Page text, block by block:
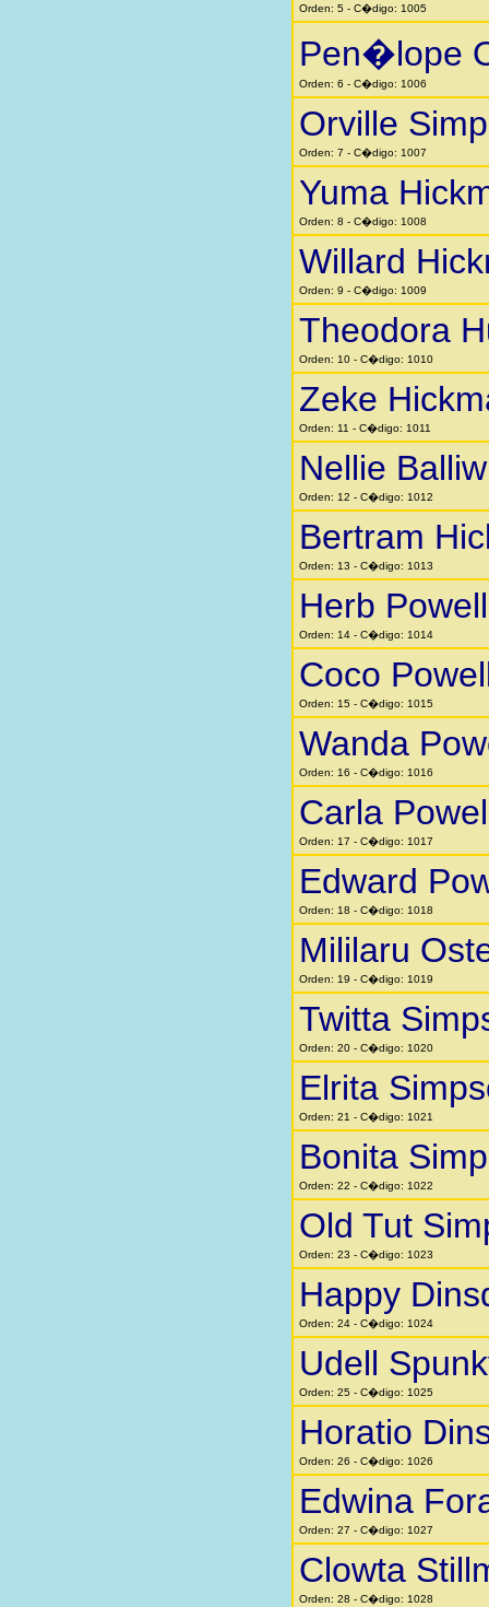
Orden: 5 - C�digo: 1005
Pen�lope
Orden: 6 - C�digo: 1006
Orville
Orden: 7 - C�digo: 1007
Yuma
Orden: 8 - C�digo: 1008
Willard
Orden: 9 - C�digo: 1009
Theodora
Orden: 10 - C�digo: 1010
Zeke
Orden: 11 - C�digo: 1011
Nellie
Orden: 12 - C�digo: 1012
Bertram
Orden: 13 - C�digo: 1013
Herb Powell
Orden: 14 - C�digo: 1014
Coco
Orden: 15 - C�digo: 1015
Wanda
Orden: 16 - C�digo: 1016
Carla
Orden: 17 - C�digo: 1017
Edward
Orden: 18 - C�digo: 1018
Mililaru
Orden: 19 - C�digo: 1019
Twitta
Orden: 20 - C�digo: 1020
Elrita
Orden: 21 - C�digo: 1021
Bonita
Orden: 22 - C�digo: 1022
Old Tut
Orden: 23 - C�digo: 1023
Happy
Orden: 24 - C�digo: 1024
Udell
Orden: 25 - C�digo: 1025
Horatio
Orden: 26 - C�digo: 1026
Edwina
Orden: 27 - C�digo: 1027
Clowta
Orden: 28 - C�digo: 1028